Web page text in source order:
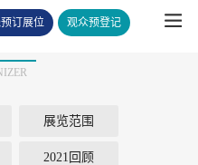
观众预登记
订展位
展览范围
2021回顾